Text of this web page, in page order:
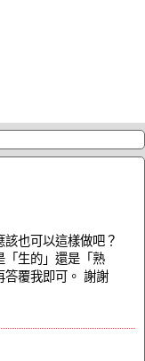
也可以這樣做吧？
「生的」還是「熟
答覆我即可。 謝謝